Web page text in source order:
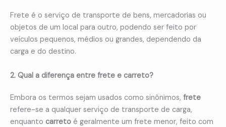
Frete é o serviço de transporte de bens, mercadorias ou
objetos de um local para outro, podendo ser feito por
veículos pequenos, médios ou grandes, dependendo da
carga e do destino.
2. Qual a diferença entre frete e carreto?
Embora os termos sejam usados como sinônimos, frete
refere-se a qualquer serviço de transporte de carga,
enquanto carreto é geralmente um frete menor, feito com